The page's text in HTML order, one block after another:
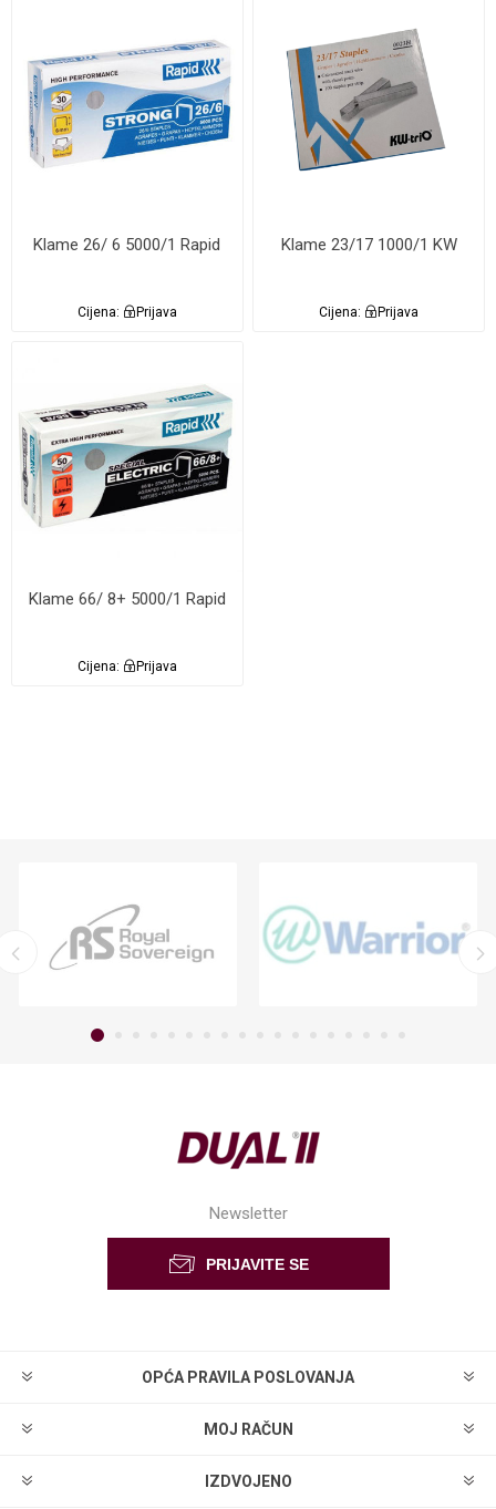
Klame 26/ 6 5000/1 Rapid
Cijena: Prijava
Klame 23/17 1000/1 KW
Cijena: Prijava
Klame 66/ 8+ 5000/1 Rapid
Cijena: Prijava
Newsletter
OPĆA PRAVILA POSLOVANJA
MOJ RAČUN
IZDVOJENO